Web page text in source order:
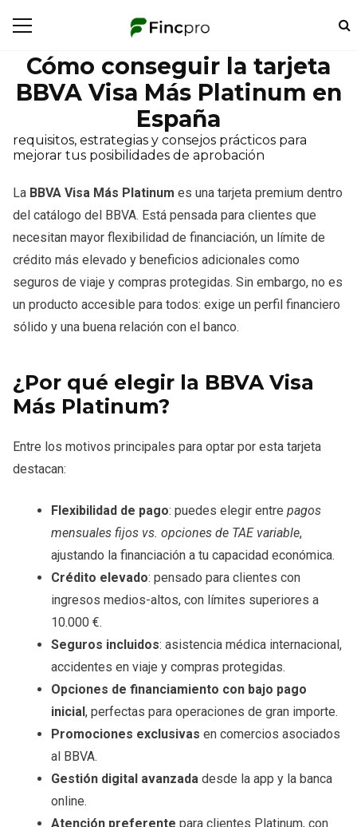
Cómo conseguir la tarjeta
BBVA Visa Más Platinum en
España
requisitos, estrategias y consejos prácticos para
mejorar tus posibilidades de aprobación
La BBVA Visa Más Platinum es una tarjeta premium dentro
del catálogo del BBVA. Está pensada para clientes que
necesitan mayor flexibilidad de financiación, un límite de
crédito más elevado y beneficios adicionales como
seguros de viaje y compras protegidas. Sin embargo, no es
un producto accesible para todos: exige un perfil financiero
sólido y una buena relación con el banco.
¿Por qué elegir la BBVA Visa
Más Platinum?
Entre los motivos principales para optar por esta tarjeta
destacan:
Flexibilidad de pago: puedes elegir entre pagos
mensuales fijos vs. opciones de TAE variable,
ajustando la financiación a tu capacidad económica.
Crédito elevado: pensado para clientes con
ingresos medios-altos, con límites superiores a
10.000 €.
Seguros incluidos: asistencia médica internacional,
accidentes en viaje y compras protegidas.
Opciones de financiamiento con bajo pago
inicial, perfectas para operaciones de gran importe.
Promociones exclusivas en comercios asociados
al BBVA.
Gestión digital avanzada desde la app y la banca
online.
Atención preferente para clientes Platinum, con